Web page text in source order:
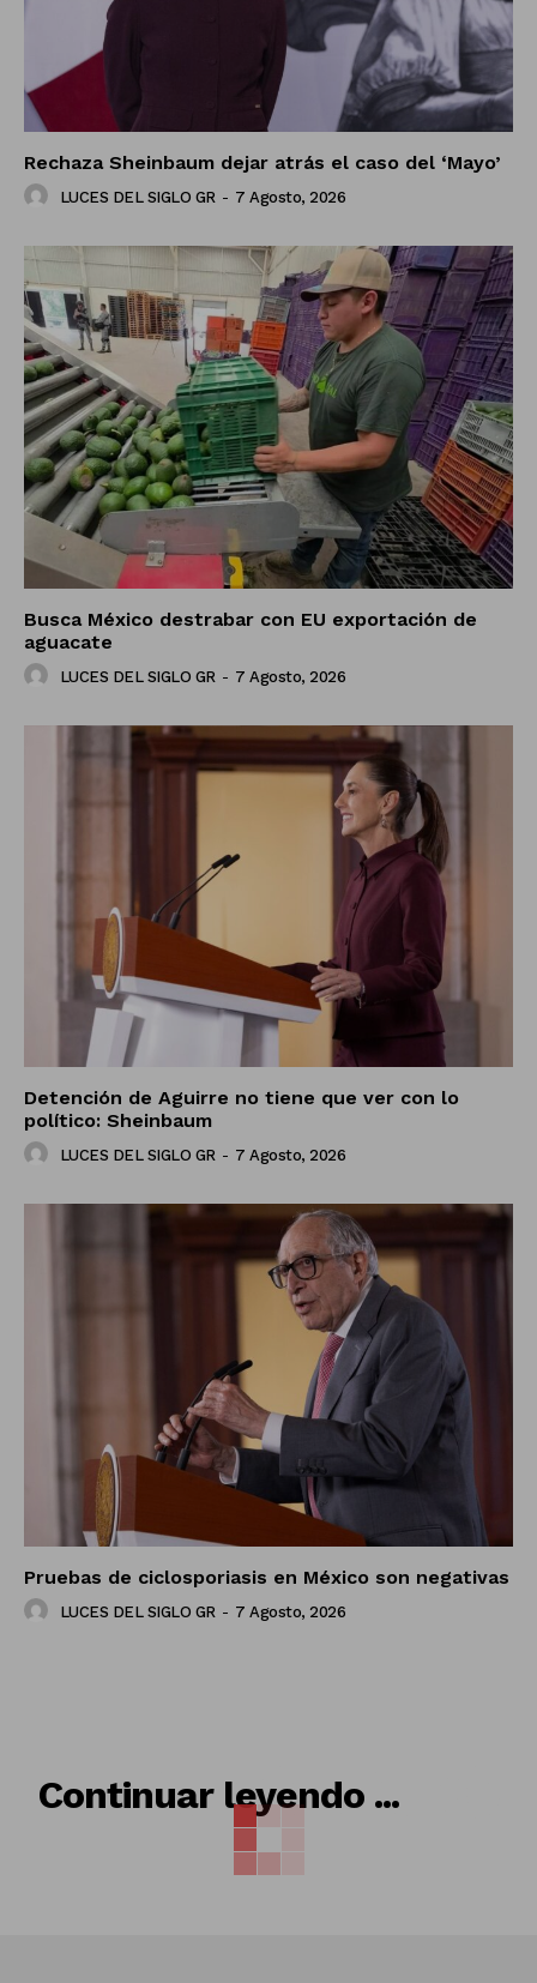
Rechaza Sheinbaum dejar atrás el caso del ‘Mayo’
LUCES DEL SIGLO GR - 7 Agosto, 2026
Busca México destrabar con EU exportación de
aguacate
LUCES DEL SIGLO GR - 7 Agosto, 2026
Detención de Aguirre no tiene que ver con lo
político: Sheinbaum
LUCES DEL SIGLO GR - 7 Agosto, 2026
Pruebas de ciclosporiasis en México son negativas
LUCES DEL SIGLO GR - 7 Agosto, 2026
Continuar leyendo ...
RELACIONADO